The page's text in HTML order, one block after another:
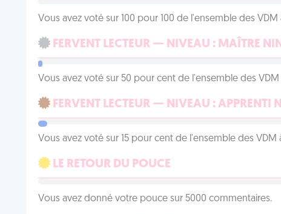
Vous avez voté sur 100 pour 100 de l'ensemble des VDM
FERVENT LECTEUR — NIVEAU : MAÎTRE
Vous avez voté sur 50 pour cent de l'ensemble des VDM
FERVENT LECTEUR — NIVEAU : APPRENTI
Vous avez voté sur 15 pour cent de l'ensemble des VDM
LE RETOUR DU POUCE
Vous avez donné votre pouce sur 5000 commentaires.